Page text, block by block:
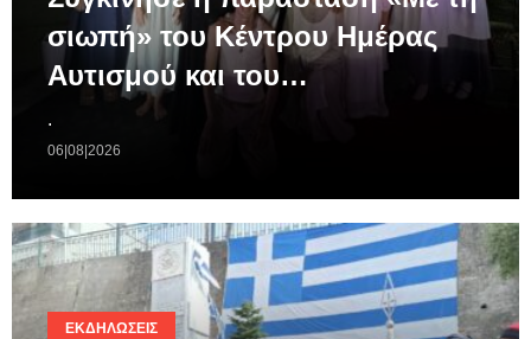
σιωπή» του Κέντρου Ημέρας
Αυτισμού και του…
.
06|08|2026
ΕΚΔΗΛΏΣΕΙΣ